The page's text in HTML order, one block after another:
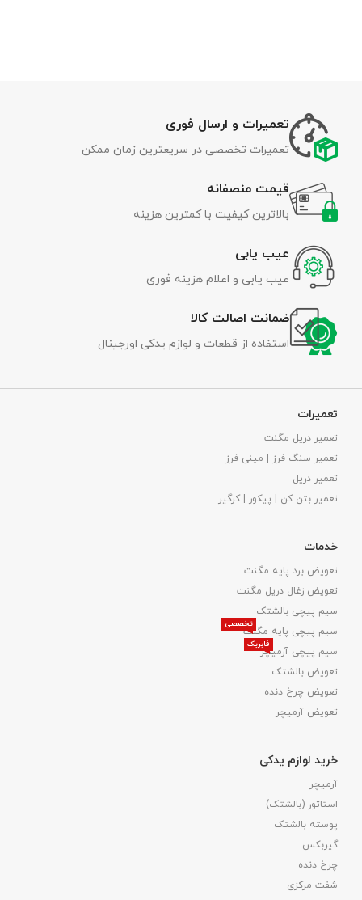
تعمیرات و ارسال فوری
تعمیرات تخصصی در سریعترین زمان ممکن
قیمت منصفانه
بالاترین کیفیت با کمترین هزینه
عیب یابی
عیب یابی و اعلام هزینه فوری
ضمانت اصالت کالا
استفاده از قطعات و لوازم یدکی اورجینال
تعمیرات
تعمیر دریل مگنت
تعمیر سنگ فرز | مینی فرز
تعمیر دریل
تعمیر بتن کن | پیکور | کرگیر
خدمات
تعویض برد پایه مگنت
تعویض زغال دریل مگنت
سیم پیچی بالشتک
سیم پیچی پایه مگنت
تخصصی
سیم پیچی آرمیچر
فابریک
تعویض بالشتک​
تعویض چرخ دنده
تعویض آرمیچر
خرید لوازم یدکی
آرمیچر
استاتور (بالشتک)
پوسته بالشتک
گیربکس
چرخ دنده
شفت مرکزی